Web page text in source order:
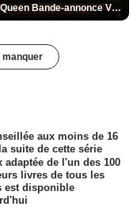
Cotton Queen Bande-annonce VO STFR
manquer
aux moins de 16
suite de cette série
adaptée de l'un des 100
livres de tous les
est disponible